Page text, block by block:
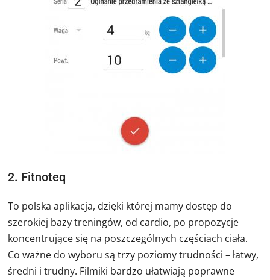
2. Fitnoteq
To polska aplikacja, dzięki której mamy dostęp do
szerokiej bazy treningów, od cardio, po propozycje
koncentrujące się na poszczególnych częściach ciała.
Co ważne do wyboru są trzy poziomy trudności – łatwy,
średni i trudny. Filmiki bardzo ułatwiają poprawne